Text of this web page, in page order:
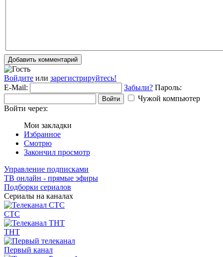
Добавить комментарий
Войдите или зарегистрируйтесь!
E-Mail:
Забыли? Пароль:
Войти
Чужой компьютер
Войти через:
Мои закладки
Избранное
Смотрю
Закончил просмотр
Управление подписками
ТВ онлайн - прямые эфиры
Подборки сериалов
Сериалы на каналах
СТС
ТНТ
Первый канал